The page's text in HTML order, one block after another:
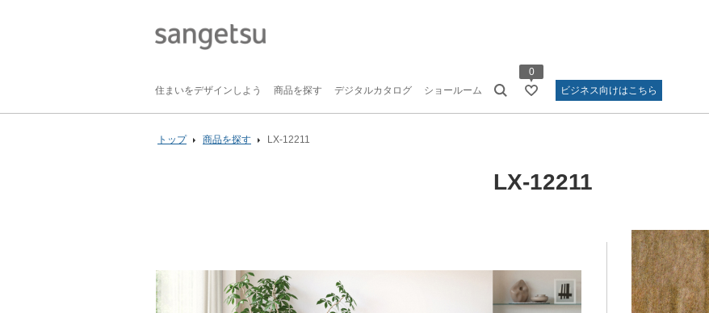
住まいをデザインしよう 商品を探す デジタルカタログ ショールーム
0
ビジネス向けはこちら
トップ 商品を探す LX-12211
LX-12211